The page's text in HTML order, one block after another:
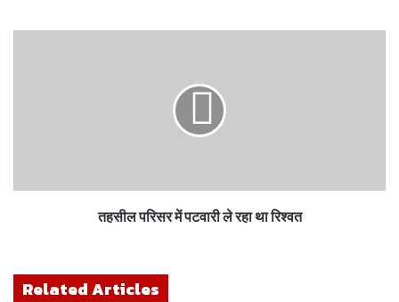
तहसील परिसर में पटवारी ले रहा था रिश्वत
Related Articles